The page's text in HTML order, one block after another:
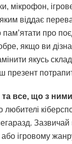
мікрофон,
віддає
про
якщо ви
якусь
презент
та все, що з
любителі
або ігровому